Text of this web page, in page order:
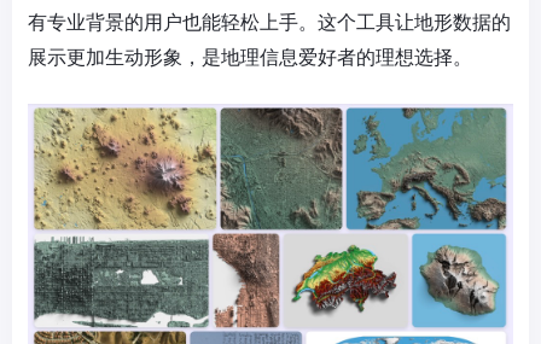
有专业背景的用户也能轻松上手。这个工具让地形数据的
展示更加生动形象，是地理信息爱好者的理想选择。